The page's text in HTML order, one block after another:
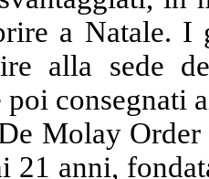
a Natale. I
alla sede
poi consegnati
Molay
21 anni,